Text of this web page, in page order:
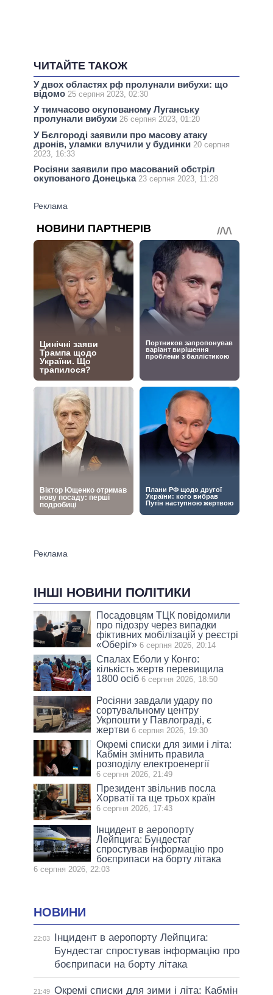
ЧИТАЙТЕ ТАКОЖ
У двох областях рф пролунали вибухи: що
відомо 25 серпня 2023, 02:30
У тимчасово окупованому Луганську
пролунали вибухи 26 серпня 2023, 01:20
У Бєлгороді заявили про масову атаку
дронів, уламки влучили у будинки 20 серпня
2023, 16:33
Росіяни заявили про масований обстріл
окупованого Донецька 23 серпня 2023, 11:28
ІНШІ НОВИНИ ПОЛІТИКИ
Посадовцям ТЦК повідомили
про підозру через випадки
фіктивних мобілізацій у реєстрі
«Оберіг» 6 серпня 2026, 20:14
Спалах Еболи у Конго:
кількість жертв перевищила
1800 осіб 6 серпня 2026, 18:50
Росіяни завдали удару по
сортувальному центру
Укрпошти у Павлограді, є
жертви 6 серпня 2026, 19:30
Окремі списки для зими і літа:
Кабмін змінить правила
розподілу електроенергії
6 серпня 2026, 21:49
Президент звільнив посла
Хорватії та ще трьох країн
6 серпня 2026, 17:43
Інцидент в аеропорту
Лейпцига: Бундестаг
спростував інформацію про
боєприпаси на борту літака
6 серпня 2026, 22:03
НОВИНИ
22:03
Інцидент в аеропорту Лейпцига:
Бундестаг спростував інформацію про
боєприпаси на борту літака
21:49 Окремі списки для зими і літа: Кабмін